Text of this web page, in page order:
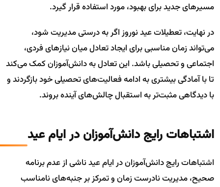
مسیرهای جدید برای بهبود، مورد استفاده قرار گیرد.
در نهایت، تعطیلات عید نوروز اگر به درستی مدیریت شود،
می‌تواند زمان مناسبی برای ایجاد تعادل میان نیازهای فردی،
اجتماعی و تحصیلی باشد. این تعادل به دانش‌آموزان کمک می‌کند
تا با آمادگی بیشتری به ادامه فعالیت‌های تحصیلی خود بازگردند و
با دیدگاهی مثبت‌تر به استقبال چالش‌های آینده بروند.
اشتباهات رایج دانش‌آموزان در ایام عید
اشتباهات رایج دانش‌آموزان در ایام عید ناشی از عدم برنامه
صحیح، مدیریت نادرست زمان و تمرکز بر جنبه‌های نامناسب